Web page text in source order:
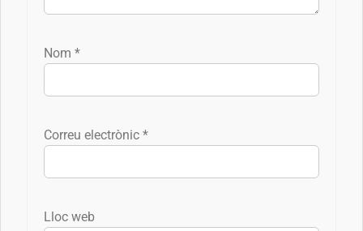
Nom *
Correu electrònic *
Lloc web